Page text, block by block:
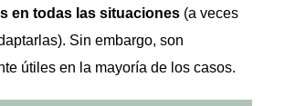
en todas las situaciones (a veces
Sin embargo, son
útiles en la mayoría de los casos.